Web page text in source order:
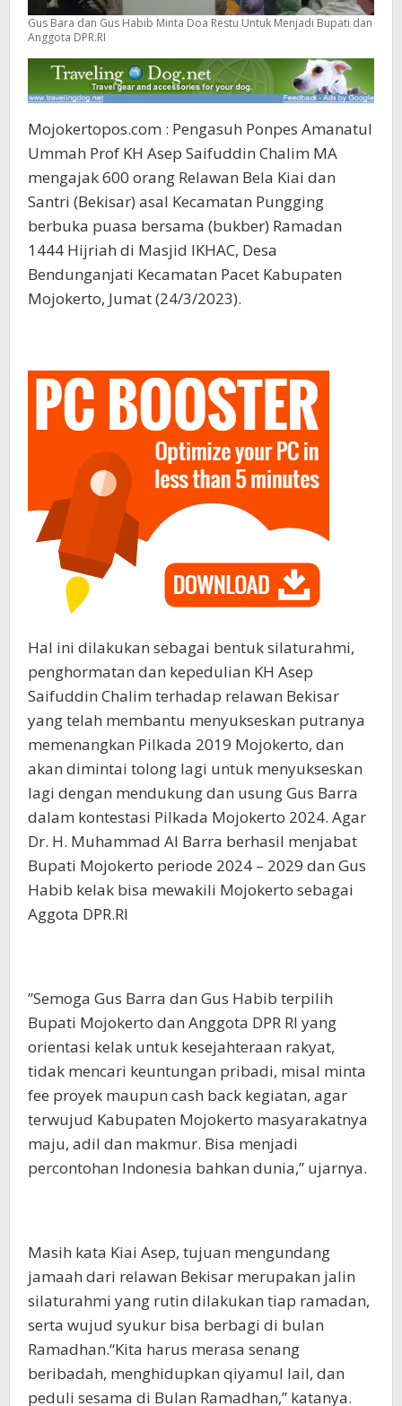
Gus Bara dan Gus Habib Minta Doa Restu Untuk Menjadi Bupati dan
Anggota DPR.RI
Mojokertopos.com : Pengasuh Ponpes Amanatul
Ummah Prof KH Asep Saifuddin Chalim MA
mengajak 600 orang Relawan Bela Kiai dan
Santri (Bekisar) asal Kecamatan Pungging
berbuka puasa bersama (bukber) Ramadan
1444 Hijriah di Masjid IKHAC, Desa
Bendunganjati Kecamatan Pacet Kabupaten
Mojokerto, Jumat (24/3/2023).
Hal ini dilakukan sebagai bentuk silaturahmi,
penghormatan dan kepedulian KH Asep
Saifuddin Chalim terhadap relawan Bekisar
yang telah membantu menyukseskan putranya
memenangkan Pilkada 2019 Mojokerto, dan
akan dimintai tolong lagi untuk menyukseskan
lagi dengan mendukung dan usung Gus Barra
dalam kontestasi Pilkada Mojokerto 2024. Agar
Dr. H. Muhammad Al Barra berhasil menjabat
Bupati Mojokerto periode 2024 – 2029 dan Gus
Habib kelak bisa mewakili Mojokerto sebagai
Aggota DPR.RI
”Semoga Gus Barra dan Gus Habib terpilih
Bupati Mojokerto dan Anggota DPR RI yang
orientasi kelak untuk kesejahteraan rakyat,
tidak mencari keuntungan pribadi, misal minta
fee proyek maupun cash back kegiatan, agar
terwujud Kabupaten Mojokerto masyarakatnya
maju, adil dan makmur. Bisa menjadi
percontohan Indonesia bahkan dunia,” ujarnya.
Masih kata Kiai Asep, tujuan mengundang
jamaah dari relawan Bekisar merupakan jalin
silaturahmi yang rutin dilakukan tiap ramadan,
serta wujud syukur bisa berbagi di bulan
Ramadhan.“Kita harus merasa senang
beribadah, menghidupkan qiyamul lail, dan
peduli sesama di Bulan Ramadhan,” katanya.